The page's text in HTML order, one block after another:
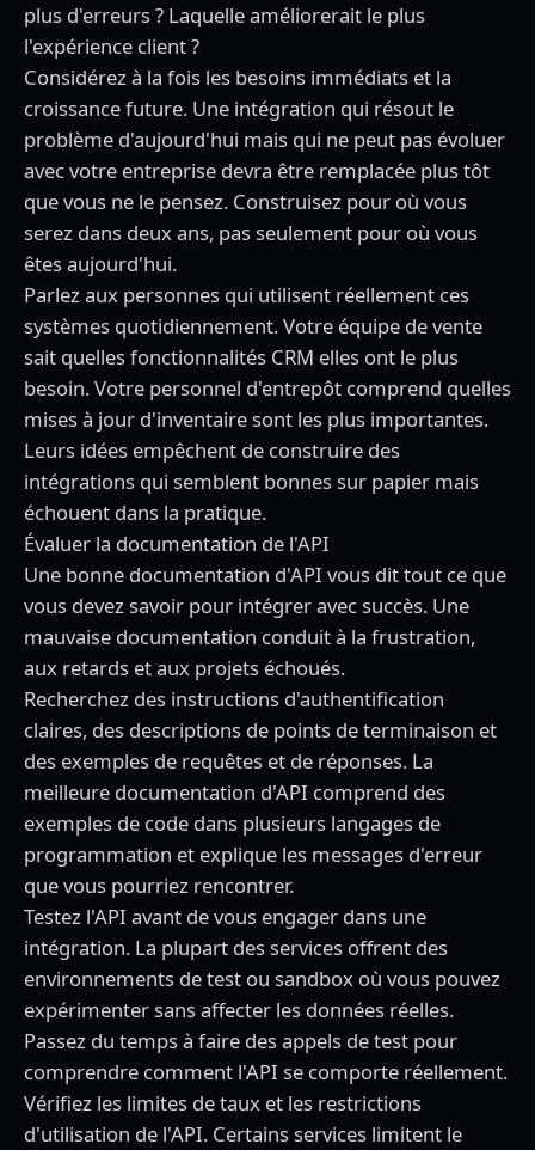
plus d'erreurs ? Laquelle améliorerait le plus
l'expérience client ?
Considérez à la fois les besoins immédiats et la
croissance future. Une intégration qui résout le
problème d'aujourd'hui mais qui ne peut pas évoluer
avec votre entreprise devra être remplacée plus tôt
que vous ne le pensez. Construisez pour où vous
serez dans deux ans, pas seulement pour où vous
êtes aujourd'hui.
Parlez aux personnes qui utilisent réellement ces
systèmes quotidiennement. Votre équipe de vente
sait quelles fonctionnalités CRM elles ont le plus
besoin. Votre personnel d'entrepôt comprend quelles
mises à jour d'inventaire sont les plus importantes.
Leurs idées empêchent de construire des
intégrations qui semblent bonnes sur papier mais
échouent dans la pratique.
Évaluer la documentation de l'API
Une bonne documentation d'API vous dit tout ce que
vous devez savoir pour intégrer avec succès. Une
mauvaise documentation conduit à la frustration,
aux retards et aux projets échoués.
Recherchez des instructions d'authentification
claires, des descriptions de points de terminaison et
des exemples de requêtes et de réponses. La
meilleure documentation d'API comprend des
exemples de code dans plusieurs langages de
programmation et explique les messages d'erreur
que vous pourriez rencontrer.
Testez l'API avant de vous engager dans une
intégration. La plupart des services offrent des
environnements de test ou sandbox où vous pouvez
expérimenter sans affecter les données réelles.
Passez du temps à faire des appels de test pour
comprendre comment l'API se comporte réellement.
Vérifiez les limites de taux et les restrictions
d'utilisation de l'API. Certains services limitent le